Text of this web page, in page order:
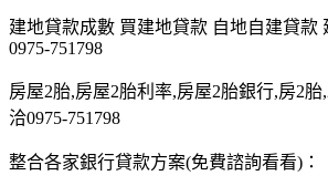
建地貸款成數 買建地貸款 自地自建貸款
0975-751798
房屋2胎,房屋2胎利率,房屋2胎銀行,房2
洽0975-751798
整合各家銀行貸款方案(免費諮詢看看)：